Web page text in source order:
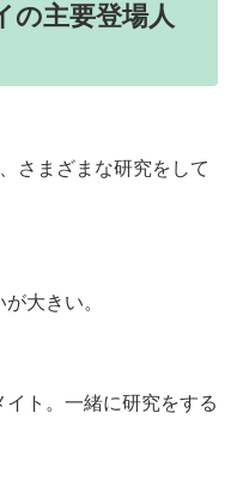
の主要登場人
さまざまな研究をして
大きい。
ト。一緒に研究をする